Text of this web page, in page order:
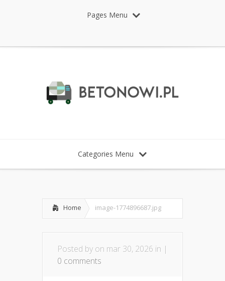
Pages Menu
Categories Menu
Home image-1774896687.jpg
Posted by on mar 30, 2026 in |
0 comments